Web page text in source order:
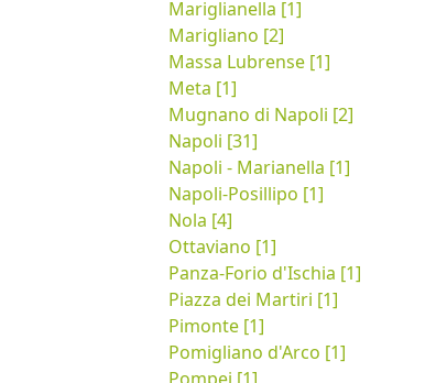
Mariglianella [1]
Marigliano [2]
Massa Lubrense [1]
Meta [1]
Mugnano di Napoli [2]
Napoli [31]
Napoli - Marianella [1]
Napoli-Posillipo [1]
Nola [4]
Ottaviano [1]
Panza-Forio d'Ischia [1]
Piazza dei Martiri [1]
Pimonte [1]
Pomigliano d'Arco [1]